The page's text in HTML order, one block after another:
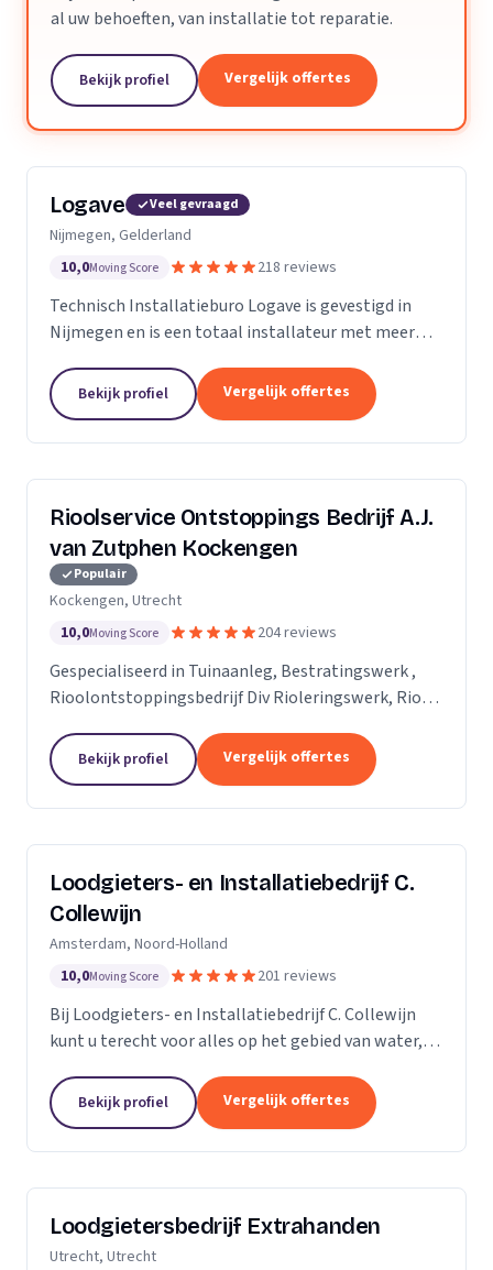
al uw behoeften, van installatie tot reparatie.
Bekijk profiel Vergelijk offertes
Logave Veel gevraagd
Nijmegen, Gelderland
10,0Moving Score 218 reviews
Technisch Installatieburo Logave is gevestigd in
Nijmegen en is een totaal installateur met meer
cv-combiketels, maar zijn gespecialiseerd in de...
Bekijk profiel Vergelijk offertes
Rioolservice Ontstoppings Bedrijf A.J.
van Zutphen Kockengen
Populair
Kockengen, Utrecht
10,0Moving Score 204 reviews
Gespecialiseerd in Tuinaanleg, Bestratingswerk ,
Rioolontstoppingsbedrijf Div Rioleringswerk, Riool
vervangen. Rioolcamera, Riooldetectie...
Bekijk profiel Vergelijk offertes
Loodgieters- en Installatiebedrijf C.
Collewijn
Amsterdam, Noord-Holland
10,0Moving Score 201 reviews
Bij Loodgieters- en Installatiebedrijf C. Collewijn
kunt u terecht voor alles op het gebied van water,
zinkwerken. Voor vakkundig installeren,...
Bekijk profiel Vergelijk offertes
Loodgietersbedrijf Extrahanden
Utrecht, Utrecht